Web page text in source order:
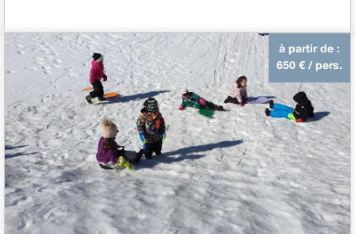
à partir de :
650 € / pers.